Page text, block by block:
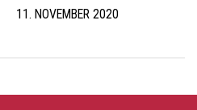
11. NOVEMBER 2020